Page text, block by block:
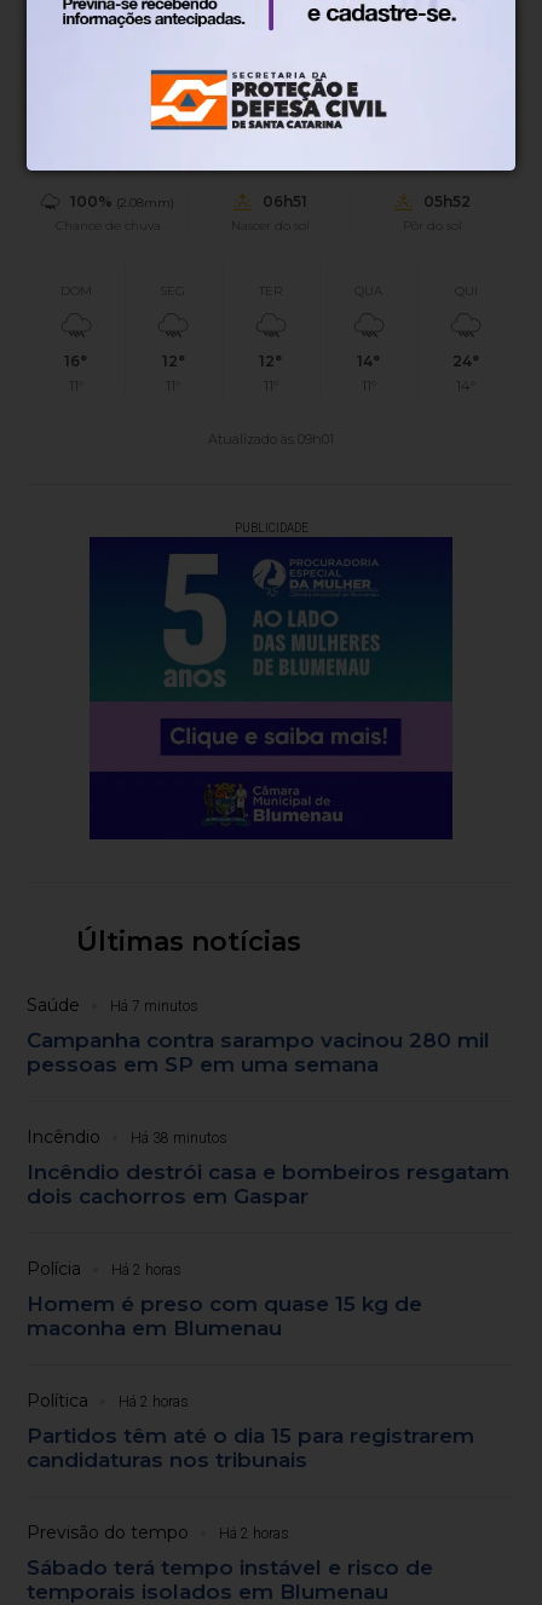
15°
Chuvas esparsas
Mín.
0.16km/h
Vento
100% (2.08mm)
Chance de chuva
06h51
Nascer do sol
05h52
Pôr do sol
DOM
16°
11°
SEG
12°
11°
TER
12°
11°
QUA
14°
11°
24°
14°
Atualizado às 09h01
PUBLICIDADE
Últimas notícias
Saúde Há 7 minutos
Campanha contra sarampo vacinou 280 mil
pessoas em SP em uma semana
Incêndio Há 38 minutos
Incêndio destrói casa e bombeiros resgatam
dois cachorros em Gaspar
Polícia Há 2 horas
Homem é preso com quase 15 kg de
maconha em Blumenau
Política Há 2 horas
Partidos têm até o dia 15 para registrarem
candidaturas nos tribunais
Previsão do tempo Há 2 horas
Sábado terá tempo instável e risco de
temporais isolados em Blumenau